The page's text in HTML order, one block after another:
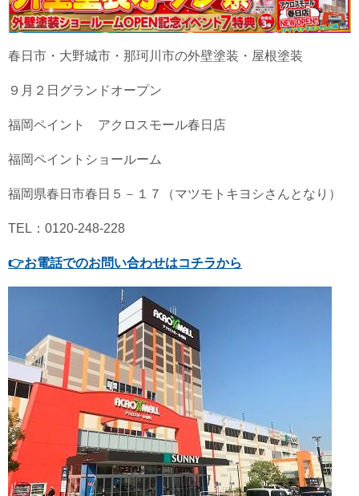
春日市・大野城市・那珂川市の外壁塗装・屋根塗装
９月２日グランドオープン
福岡ペイント アクロスモール春日店
福岡ペイントショールーム
福岡県春日市春日５－１７（マツモトキヨシさんとなり）
TEL：0120-248-228
👉お電話でのお問い合わせはコチラから